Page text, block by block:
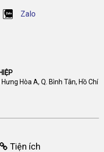
Zalo
Hòa A, Q. Bình Tân, Hồ Chí
Tiện ích